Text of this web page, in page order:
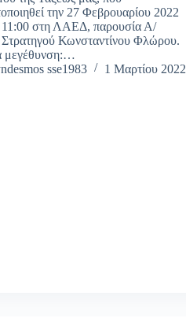
την 27 Φεβρουαρίου 2022
11:00 στη ΛΑΕΔ, παρουσία Α/
Κωνσταντίνου Φλώρου.
μεγέθυνση:…
sse1983
1 Μαρτίου 2022